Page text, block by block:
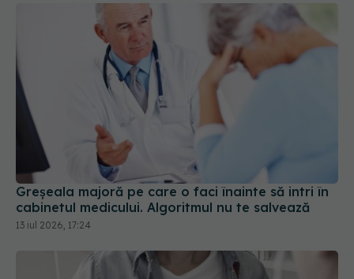
Greșeala majoră pe care o faci înainte să intri în
cabinetul medicului. Algoritmul nu te salvează
13 iul 2026, 17:24